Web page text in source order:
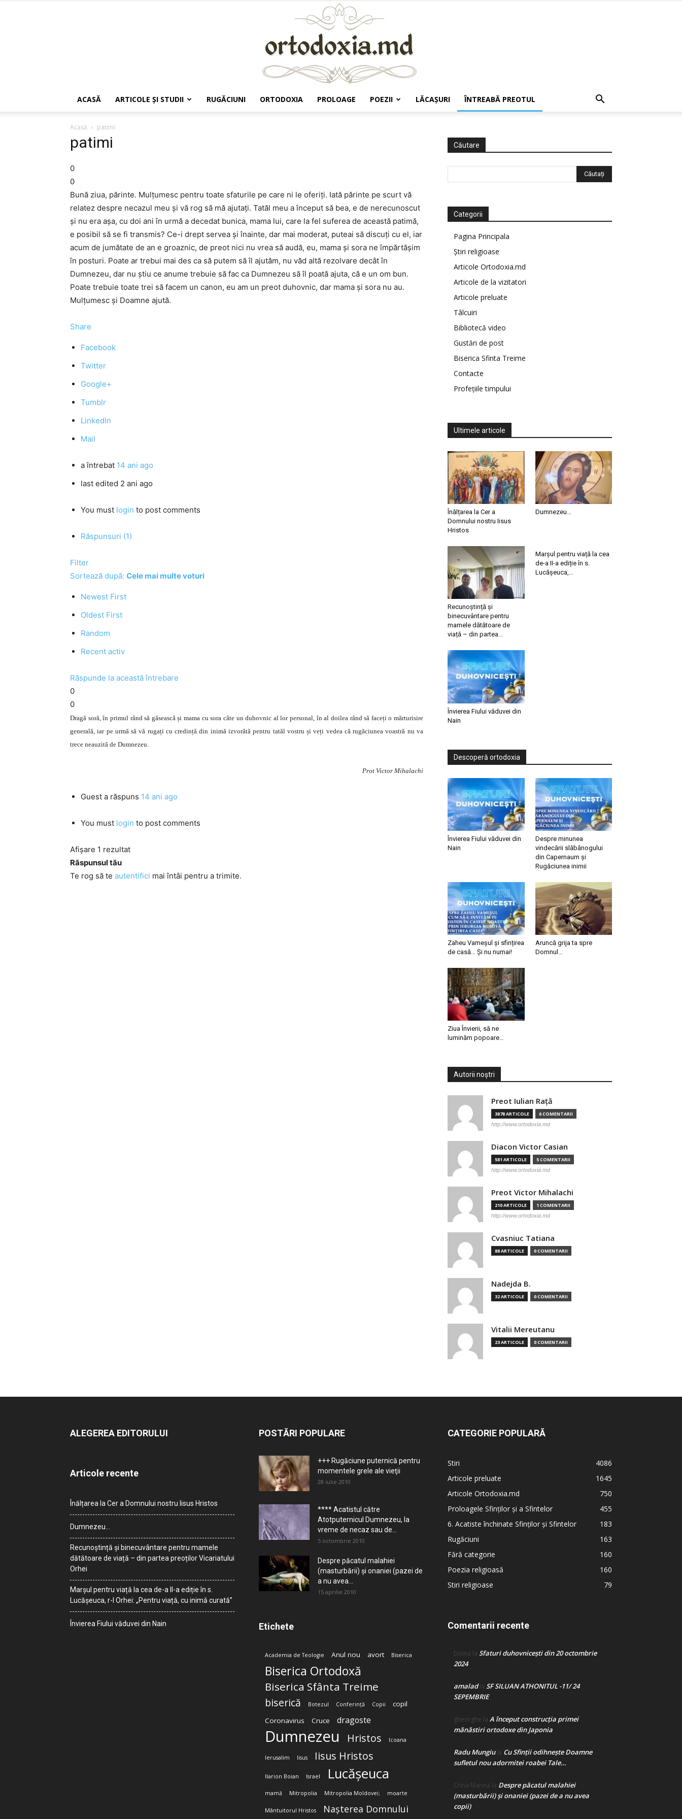
ACASĂ ARTICOLE ŞI STUDII RUGĂCIUNI ORTODOXIA PROLOAGE POEZII LĂCAŞURI ÎNTREABĂ PREOTUL
Acasă patimi
patimi
0
0
Bună ziua, părinte. Mulţumesc pentru toate sfaturile pe care ni le oferiţi. Iată părinte pe scurt vă
relatez despre necazul meu şi vă rog să mă ajutaţi. Tatăl meu a început să bea, e de nerecunoscut
şi nu era aşa, cu doi ani în urmă a decedat bunica, mama lui, care la fel suferea de această patimă,
e posibil să se fi transmis? Ce-i drept servea şi înainte, dar mai moderat, puteai să discuţi cu el, iar
acum de jumătate de an e groaznic, de preot nici nu vrea să audă, eu, mama şi sora ne împărtăşim
în posturi. Poate ar trebui mai des ca să putem să îl ajutăm, nu văd altă rezolvare decât în
Dumnezeu, dar nu ştiu ce anume trebuie să fac ca Dumnezeu să îl poată ajuta, că e un om bun.
Poate trebuie toate trei să facem un canon, eu am un preot duhovnic, dar mama şi sora nu au.
Mulţumesc şi Doamne ajută.
Share
Facebook
Twitter
Google+
Tumblr
LinkedIn
Mail
a întrebat 14 ani ago
last edited 2 ani ago
You must login to post comments
Răspunsuri (1)
Filter
Sortează după: Cele mai multe voturi
Newest First
Oldest First
Random
Recent activ
Răspunde la această întrebare
0
0
Dragă soră, în primul rând să găsească și mama cu sora câte un duhovnic al lor personal, în al doilea rând să faceți o mărturisire
generală, iar pe urmă să vă rugați cu credință din inimă izvorâtă pentru tatăl vostru și veți vedea că rugăciunea voastră nu va
trece neauzită de Dumnezeu.
Prot Victor Mihalachi
Guest a răspuns 14 ani ago
You must login to post comments
Afișare 1 rezultat
Răspunsul tău
Te rog să te autentifici mai întâi pentru a trimite.
Căutare
Categorii
Pagina Principala
Știri religioase
Articole Ortodoxia.md
Articole de la vizitatori
Articole preluate
Tâlcuiri
Bibliotecă video
Gustări de post
Biserica Sfinta Treime
Contacte
Profețiile timpului
Ultimele articole
Înălțarea la Cer a
Domnului nostru Iisus
Hristos
Dumnezeu…
Recunoștință și
binecuvântare pentru
mamele dătătoare de
viață – din partea...
Marșul pentru viață la cea
de-a II-a ediție în s.
Lucășeuca,...
Învierea Fiului văduvei din
Nain
Descoperă ortodoxia
Învierea Fiului văduvei din
Nain
Despre minunea
vindecării slăbănogului
din Capernaum și
Rugăciunea inimii
Zaheu Vameșul și sfințirea
de casă… Și nu numai!
Aruncă grija ta spre
Domnul…
Ziua Învierii, să ne
luminăm popoare…
Autorii noștri
Preot Iulian Raţă
3878 ARTICOLE 6 COMENTARII
http://www.ortodoxia.md
Diacon Victor Casian
581 ARTICOLE 5 COMENTARII
http://www.ortodoxia.md
Preot Victor Mihalachi
210 ARTICOLE 1 COMENTARII
http://www.ortodoxia.md
Cvasniuc Tatiana
88 ARTICOLE 0 COMENTARII
Nadejda B.
32 ARTICOLE 0 COMENTARII
Vitalii Mereutanu
23 ARTICOLE 0 COMENTARII
ALEGEREA EDITORULUI
Articole recente
Înălțarea la Cer a Domnului nostru Iisus Hristos
Dumnezeu…
Recunoștință și binecuvântare pentru mamele
dătătoare de viață – din partea preoților Vicariatului
Orhei
Marșul pentru viață la cea de-a II-a ediție în s.
Lucășeuca, r-l Orhei: „Pentru viață, cu inimă curată”
Învierea Fiului văduvei din Nain
POSTĂRI POPULARE
+++ Rugăciune puternică pentru
momentele grele ale vieţii
28 iulie 2010
**** Acatistul către
Atotputernicul Dumnezeu, la
vreme de necaz sau de...
5 octombrie 2010
Despre păcatul malahiei
(masturbării) şi onaniei (pazei de
a nu avea...
15 aprilie 2010
Etichete
Academia de Teologie Anul nou avort Biserica
Biserica Ortodoxă
Biserica Sfânta Treime
biserică Botezul Conferință Copii
copil
Coronavirus
Cruce dragoste
Dumnezeu Hristos Icoana
Ierusalim Iisus Iisus Hristos
Ilarion Boian Israel Lucășeuca
mamă Mitropolia Mitropolia Moldovei; moarte
Mântuitorul Hristos Nașterea Domnului
CATEGORIE POPULARĂ
Stiri
4086
Articole preluate
1645
Articole Ortodoxia.md
750
Proloagele Sfinților și a Sfintelor
455
6. Acatiste închinate Sfinților și Sfintelor
183
Rugăciuni
163
Fără categorie
160
Poezia religioasă
160
Stiri religioase
79
Comentarii recente
Doina la Sfaturi duhovnicești din 20 octombrie
2024
amaladla SF SILUAN ATHONITUL -11/ 24
SEPEMBRIE
gheorghe la A început construcţia primei
mănăstiri ortodoxe din Japonia
Radu Mungiula Cu Sfinții odihnește Doamne
sufletul nou adormitei roabei Tale…
Crina Marina la Despre păcatul malahiei
(masturbării) şi onaniei (pazei de a nu avea
copii)